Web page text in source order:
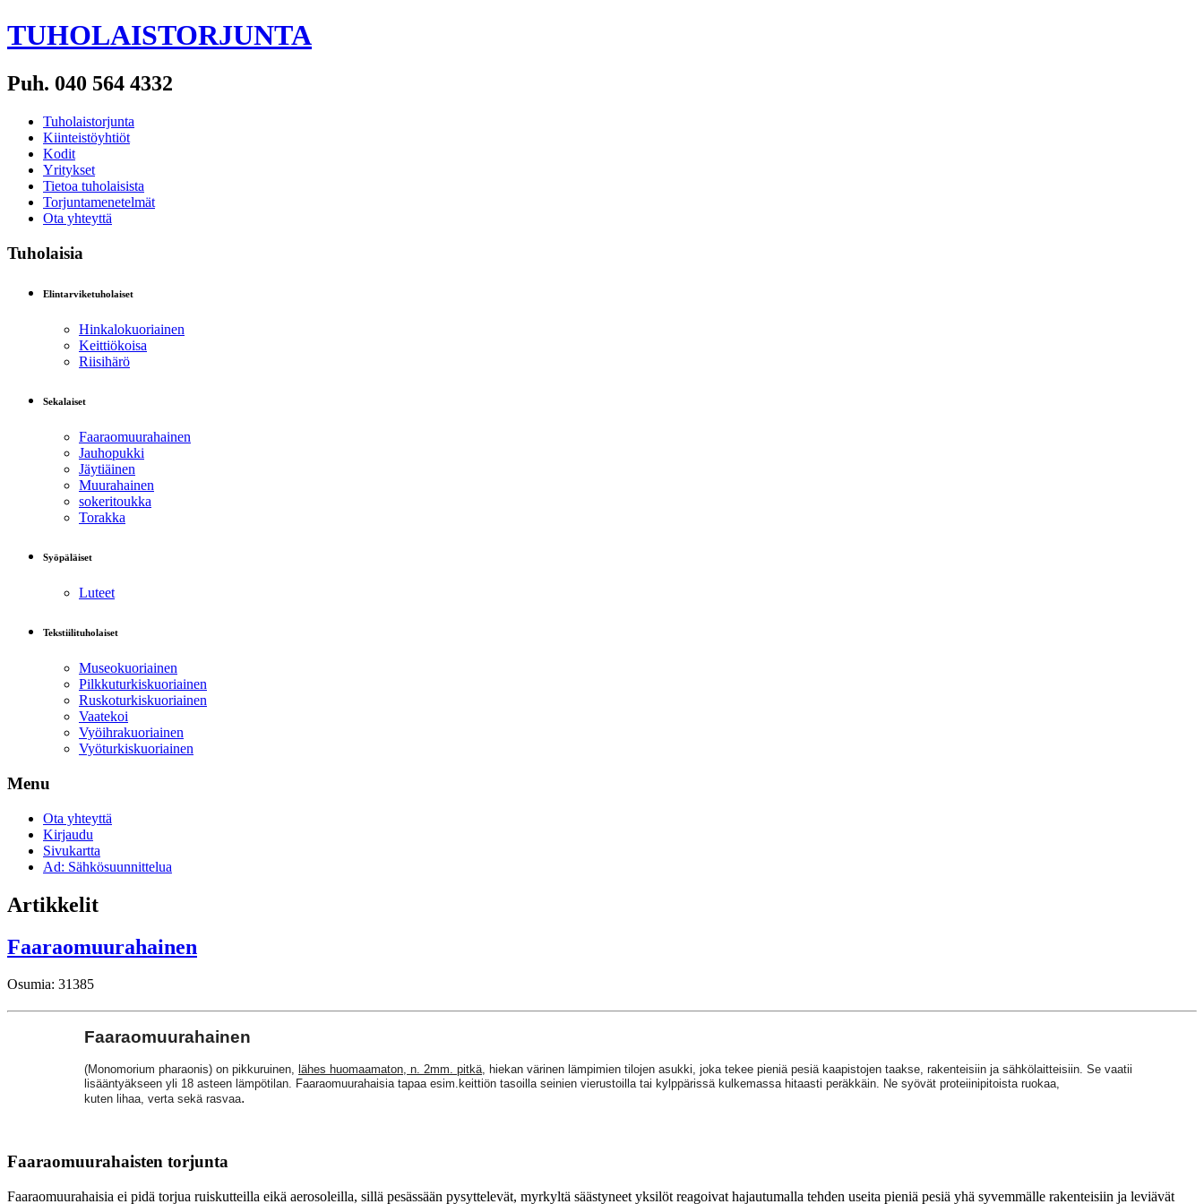
TUHOLAISTORJUNTA
Puh. 040 564 4332
Tuholaistorjunta
Kiinteistöyhtiöt
Kodit
Yritykset
Tietoa tuholaisista
Torjuntamenetelmät
Ota yhteyttä
Tuholaisia
Elintarviketuholaiset
Hinkalokuoriainen
Keittiökoisa
Riisihärö
Sekalaiset
Faaraomuurahainen
Jauhopukki
Jäytiäinen
Muurahainen
sokeritoukka
Torakka
Syöpäläiset
Luteet
Tekstiilituholaiset
Museokuoriainen
Pilkkuturkiskuoriainen
Ruskoturkiskuoriainen
Vaatekoi
Vyöihrakuoriainen
Vyöturkiskuoriainen
Menu
Ota yhteyttä
Kirjaudu
Sivukartta
Ad: Sähkösuunnittelua
Artikkelit
Faaraomuurahainen
Osumia: 31385
Faaraomuurahainen
(Monomorium pharaonis) on pikkuruinen, lähes huomaamaton, n. 2mm. pitkä, hiekan värinen lämpimien tilojen asukki, joka tekee pieniä pesiä kaapistojen taakse, rakenteisiin ja sähkölaitteisiin. Se vaatii
lisääntyäkseen yli 18 asteen lämpötilan. Faaraomuurahaisia tapaa esim.keittiön tasoilla seinien vierustoilla tai kylppärissä kulkemassa hitaasti peräkkäin. Ne syövät proteiinipitoista ruokaa,
kuten lihaa, verta sekä rasvaa.
Faaraomuurahaisten torjunta
Faaraomuurahaisia ei pidä torjua ruiskutteilla eikä aerosoleilla, sillä pesässään pysyttelevät, myrkyltä säästyneet yksilöt reagoivat hajautumalla tehden useita pieniä pesiä yhä syvemmälle rakenteisiin ja leviävät